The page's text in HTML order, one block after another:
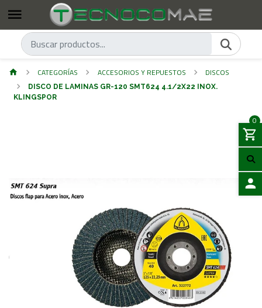
0
CATEGORÍAS ACCESORIOS Y REPUESTOS DISCOS
DISCO DE LAMINAS GR-120 SMT624 4.1/2X22 INOX.
KLINGSPOR